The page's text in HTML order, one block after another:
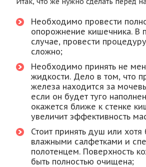
Необходимо провести
опорожнение кишечника. В
случае, провести
сложно;
Необходимо принять не
жидкости. Дело в том, что
железа находится за
если он будет туго
окажется ближе к стенке
увеличит эффективность
Стоит принять душ или хотя
влажными салфетками и
полотенцем. Поверхность
быть полностью очищена;